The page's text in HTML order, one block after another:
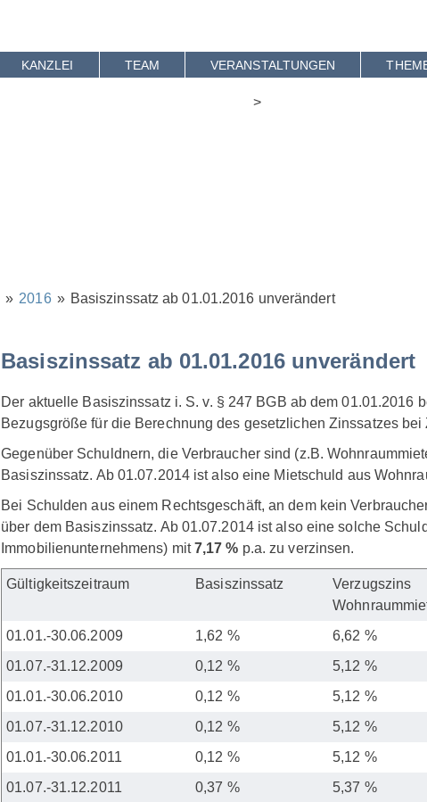
content
KANZLEI TEAM VERANSTALTUNGEN
>
» 2016 » Basiszinssatz ab 01.01.2016 unverändert
Basiszinssatz ab 01.01.2016 unverändert
Der aktuelle Basiszinssatz i. S. v. § 247 BGB ab dem 01.01.2016
Bezugsgröße für die Berechnung des gesetzlichen Zinssatzes
Gegenüber Schuldnern, die Verbraucher sind (z.B.
Basiszinssatz. Ab 01.07.2014 ist also eine Mietschuld aus
Bei Schulden aus einem Rechtsgeschäft, an dem kein
über dem Basiszinssatz. Ab 01.07.2014 ist also eine solche
Immobilienunternehmens) mit7,17 % p.a. zu verzinsen.
Gültigkeitszeitraum Basiszinssatz
Verzugszins
01.01.-30.06.2009
1,62 %
6,62 %
01.07.-31.12.2009
0,12 %
5,12 %
01.01.-30.06.2010
0,12 %
5,12 %
01.07.-31.12.2010
0,12 %
5,12 %
01.01.-30.06.2011
0,12 %
5,12 %
01.07.-31.12.2011
0,37 %
5,37 %